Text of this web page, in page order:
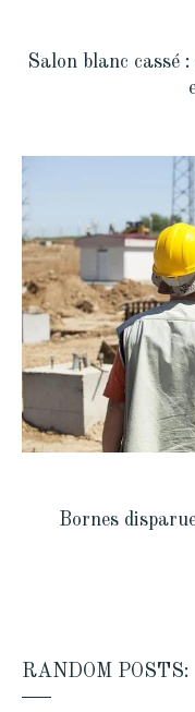
Salon blanc cassé
Bornes
RANDOM POSTS: